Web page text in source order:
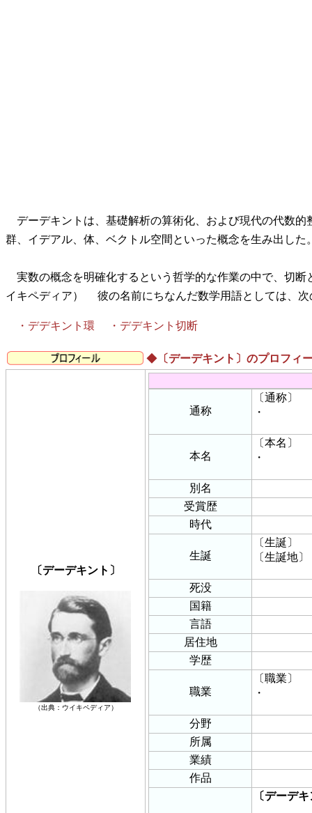
デーデキントは、基礎解析の算術化、および現代の代数的
群、イデアル、体、ベクトル空間といった概念を生み出した
実数の概念を明確化するという哲学的な作業の中で、切
イキペディア） 彼の名前にちなんだ数学用語としては、次
・デデキント環 ・デデキント切断
◆ 〔デーデキント〕のプロフィ
〔デーデキント〕
（出典：ウイキペディア）
通称
〔通称〕
・
本名
〔本名〕
・
別名
受賞歴
時代
生誕
〔生誕〕
〔生誕地〕
死没
国籍
言語
居住地
学歴
職業
〔職業〕
・
分野
所属
業績
作品
〔デーデ